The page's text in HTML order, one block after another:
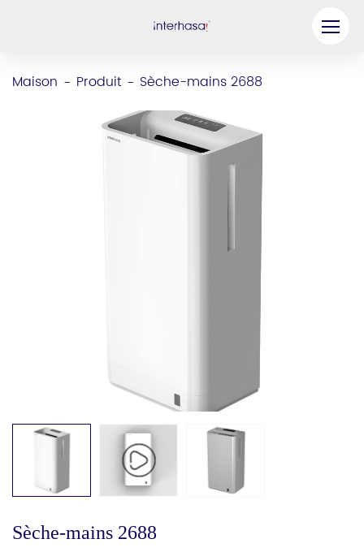
Maison - Produit - Sèche-mains 2688
Sèche-mains 2688
Soyez notre partenaire